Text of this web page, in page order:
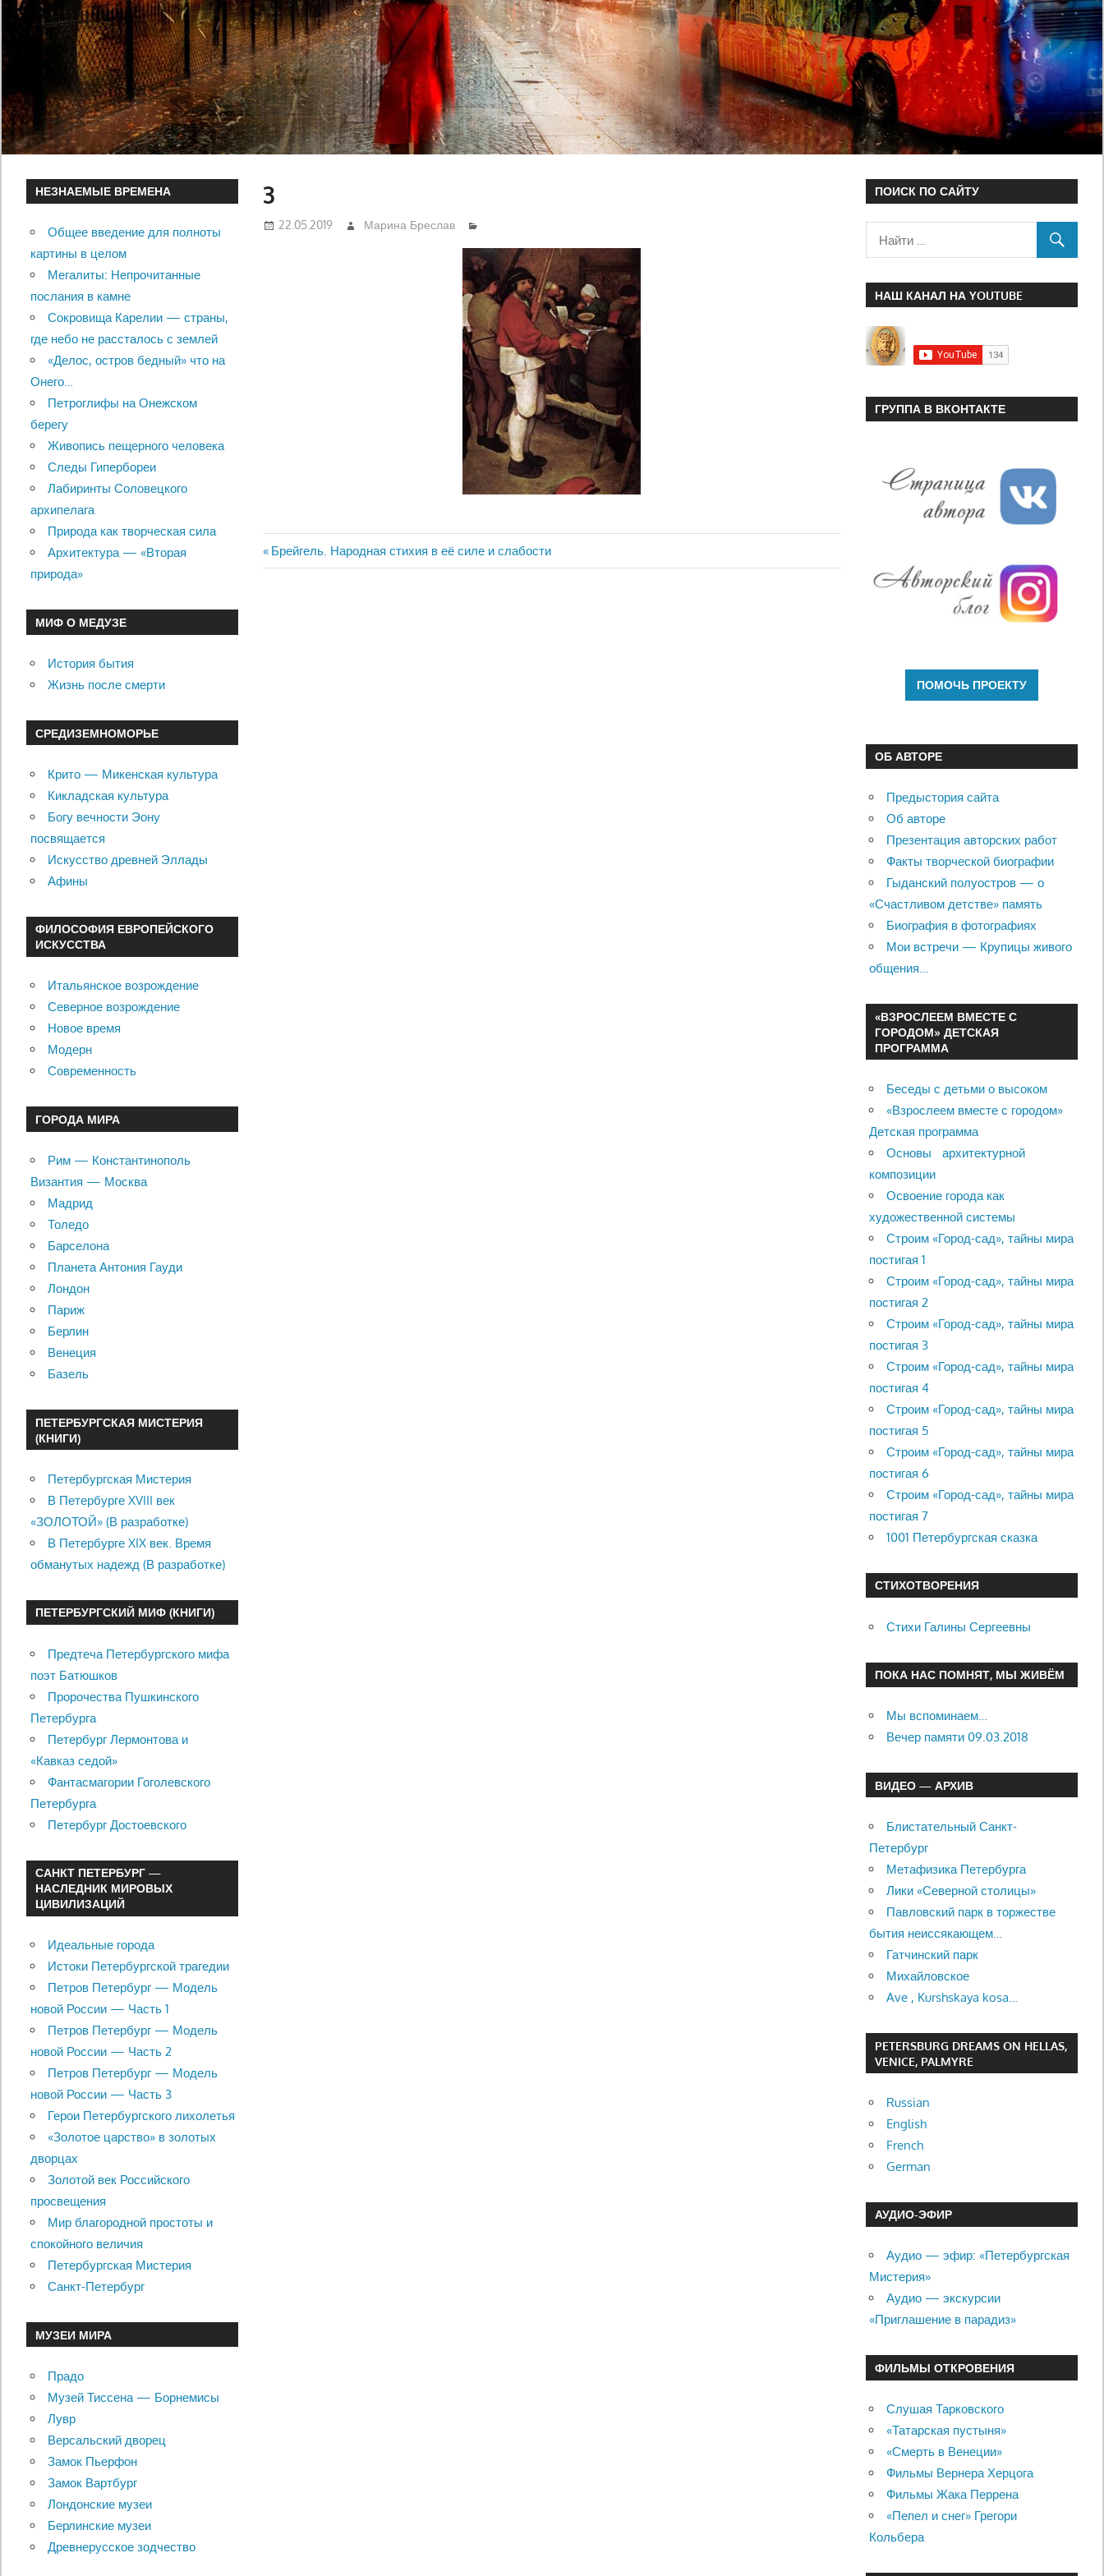
3
22.05.2019 Марина Бреслав
Навигация
Previous
Post:
Брейгель. Народная стихия в её силе и слабости
НЕЗНАЕМЫЕ ВРЕМЕНА
Общее введение для полноты
картины в целом
Мегалиты: Непрочитанные
послания в камне
Сокровища Карелии — страны,
где небо не рассталось с землей
«Делос, остров бедный» что на
Онего…
Петроглифы на Онежском
берегу
Живопись пещерного человека
Следы Гипербореи
Лабиринты Соловецкого
архипелага
Природа как творческая сила
Архитектура — «Вторая
природа»
МИФ О МЕДУЗЕ
История бытия
Жизнь после смерти
СРЕДИЗЕМНОМОРЬЕ
Крито — Микенская культура
Кикладская культура
Богу вечности Эону
посвящается
Искусство древней Эллады
Афины
ФИЛОСОФИЯ ЕВРОПЕЙСКОГО
ИСКУССТВА
Итальянское возрождение
Северное возрождение
Новое время
Модерн
Современность
ГОРОДА МИРА
Рим — Константинополь
Византия — Москва
Мадрид
Толедо
Барселона
Планета Антония Гауди
Лондон
Париж
Берлин
Венеция
Базель
ПЕТЕРБУРГСКАЯ МИСТЕРИЯ
(КНИГИ)
Петербургская Мистерия
В Петербурге XVIII век
«ЗОЛОТОЙ» (В разработке)
В Петербурге XIX век. Время
обманутых надежд (В разработке)
ПЕТЕРБУРГСКИЙ МИФ (КНИГИ)
Предтеча Петербургского мифа
поэт Батюшков
Пророчества Пушкинского
Петербурга
Петербург Лермонтова и
«Кавказ седой»
Фантасмагории Гоголевского
Петербурга
Петербург Достоевского
САНКТ ПЕТЕРБУРГ —
НАСЛЕДНИК МИРОВЫХ
ЦИВИЛИЗАЦИЙ
Идеальные города
Истоки Петербургской трагедии
Петров Петербург — Модель
новой России — Часть 1
Петров Петербург — Модель
новой России — Часть 2
Петров Петербург — Модель
новой России — Часть 3
Герои Петербургского лихолетья
«Золотое царство» в золотых
дворцах
Золотой век Российского
просвещения
Мир благородной простоты и
спокойного величия
Петербургская Мистерия
Санкт-Петербург
МУЗЕИ МИРА
Прадо
Музей Тиссена — Борнемисы
Лувр
Версальский дворец
Замок Пьерфон
Замок Вартбург
Лондонские музеи
Берлинские музеи
Древнерусское зодчество
ПОИСК ПО САЙТУ
НАШ КАНАЛ НА YOUTUBE
ГРУППА В ВКОНТАКТЕ
ОБ АВТОРЕ
Предыстория сайта
Об авторе
Презентация авторских работ
Факты творческой биографии
Гыданский полуостров — о
«Счастливом детстве» память
Биография в фотографиях
Мои встречи — Крупицы живого
общения…
«ВЗРОСЛЕЕМ ВМЕСТЕ С
ГОРОДОМ» ДЕТСКАЯ
ПРОГРАММА
Беседы с детьми о высоком
«Взрослеем вместе с городом»
Детская программа
Основы архитектурной
композиции
Освоение города как
художественной системы
Строим «Город-сад», тайны мира
постигая 1
Строим «Город-сад», тайны мира
постигая 2
Строим «Город-сад», тайны мира
постигая 3
Строим «Город-сад», тайны мира
постигая 4
Строим «Город-сад», тайны мира
постигая 5
Строим «Город-сад», тайны мира
постигая 6
Строим «Город-сад», тайны мира
постигая 7
1001 Петербургская сказка
СТИХОТВОРЕНИЯ
Стихи Галины Сергеевны
ПОКА НАС ПОМНЯТ, МЫ ЖИВЁМ
Мы вспоминаем…
Вечер памяти 09.03.2018
ВИДЕО — АРХИВ
Блистательный Санкт-
Петербург
Метафизика Петербурга
Лики «Северной столицы»
Павловский парк в торжестве
бытия неиссякающем…
Гатчинский парк
Михайловское
Ave , Kurshskaya kosa…
PETERSBURG DREAMS ON HELLAS,
VENICE, PALMYRE
Russian
English
French
German
АУДИО-ЭФИР
Аудио — эфир: «Петербургская
Мистерия»
Аудио — экскурсии
«Приглашение в парадиз»
ФИЛЬМЫ ОТКРОВЕНИЯ
Слушая Тарковского
«Татарская пустыня»
«Смерть в Венеции»
Фильмы Вернера Херцога
Фильмы Жака Перрена
«Пепел и снег» Грегори
Кольбера